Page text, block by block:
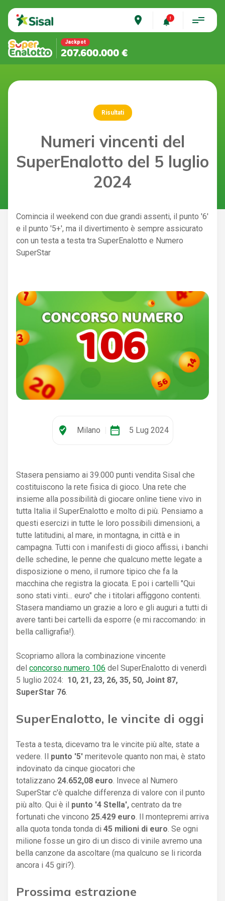
place
Jackpot
207.600.000 €
Risultati
Numeri vincenti del
SuperEnalotto del 5 luglio
2024
Comincia il weekend con due grandi assenti, il punto '6'
e il punto '5+', ma il divertimento è sempre assicurato
con un testa a testa tra SuperEnalotto e Numero
SuperStar
where_to_vote Milano date_range 5 Lug 2024
Stasera pensiamo ai 39.000 punti vendita Sisal che
costituiscono la rete fisica di gioco. Una rete che
insieme alla possibilità di giocare online tiene vivo in
tutta Italia il SuperEnalotto e molto di più. Pensiamo a
questi esercizi in tutte le loro possibili dimensioni, a
tutte latitudini, al mare, in montagna, in città e in
campagna. Tutti con i manifesti di gioco affissi, i banchi
delle schedine, le penne che qualcuno mette legate a
disposizione o meno, il rumore tipico che fa la
macchina che registra la giocata. E poi i cartelli "Qui
sono stati vinti... euro" che i titolari affiggono contenti.
Stasera mandiamo un grazie a loro e gli auguri a tutti di
avere tanti bei cartelli da esporre (e mi raccomando: in
bella calligrafia!).
Scopriamo allora la combinazione vincente
del concorso numero 106 del SuperEnalotto di venerdì
5 luglio 2024: 10, 21, 23, 26, 35, 50, Joint 87,
SuperStar 76
SuperEnalotto, le vincite di oggi
Testa a testa, dicevamo tra le vincite più alte, state a
vedere. Il punto '5' meritevole quanto non mai, è stato
indovinato da cinque giocatori che
totalizzano 24.652,08 euro . Invece al Numero
SuperStar c'è qualche differenza di valore con il punto
più alto. Qui è il punto '4 Stella', centrato da tre
fortunati che vincono 25.429 euro . Il montepremi arriva
alla quota tonda tonda di 45 milioni di euro . Se ogni
milione fosse un giro di un disco di vinile avremo una
bella canzone da ascoltare (ma qualcuno se li ricorda
ancora i 45 giri?).
Prossima estrazione